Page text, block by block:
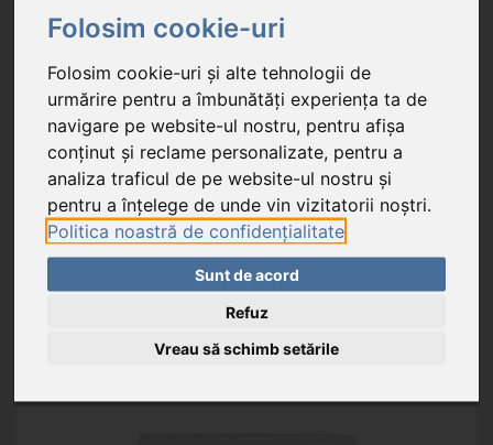
Folosim cookie-uri
Folosim cookie-uri și alte tehnologii de
urmărire pentru a îmbunătăți experiența ta de
navigare pe website-ul nostru, pentru afișa
conținut și reclame personalizate, pentru a
analiza traficul de pe website-ul nostru și
pentru a înțelege de unde vin vizitatorii noștri.
Politica noastră de confidențialitate
Sunt de acord
Refuz
Vreau să schimb setările
117,90 RON
În stoc
caracteristică principală: presiune: max. 18 bar, 250 PSI
Unitate de ambalare: 1 buc.
Carton de export: 20 buc.
ADAUGĂ ÎN COŞ
FAVORIT